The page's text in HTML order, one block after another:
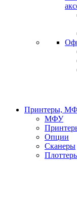
Принтеры,
МФУ
Опции
Сканеры